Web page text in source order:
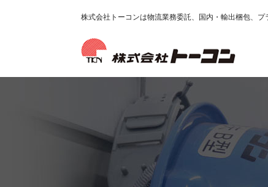
株式会社トーコンは物流業務委託、国内・輸出梱包、